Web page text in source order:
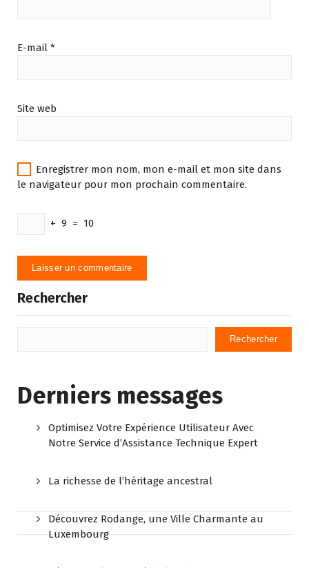
E-mail *
Site web
Enregistrer mon nom, mon e-mail et mon site dans
le navigateur pour mon prochain commentaire.
+ 9 = 10
Rechercher
Rechercher
Derniers messages
Optimisez Votre Expérience Utilisateur Avec
Notre Service d’Assistance Technique Expert
La richesse de l’héritage ancestral
Découvrez Rodange, une Ville Charmante au
Luxembourg